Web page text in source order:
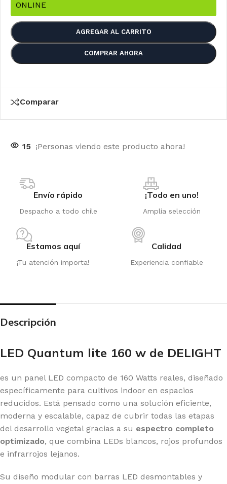
ONLINE
AGREGAR AL CARRITO
COMPRAR AHORA
Comparar
15 ¡Personas viendo este producto ahora!
Envío rápido
Despacho a todo chile
¡Todo en uno!
Amplia selección
Estamos aquí
¡Tu atención importa!
Calidad
Experiencia confiable
Descripción
LED Quantum lite 160 w de DELIGHT
es un panel LED compacto de 160 Watts reales, diseñado
específicamente para cultivos indoor en espacios
reducidos. Está pensado como una solución eficiente,
moderna y escalable, capaz de cubrir todas las etapas
del desarrollo vegetal gracias a su espectro completo
optimizado, que combina LEDs blancos, rojos profundos
e infrarrojos lejanos.
Su diseño modular con barras LED desmontables y